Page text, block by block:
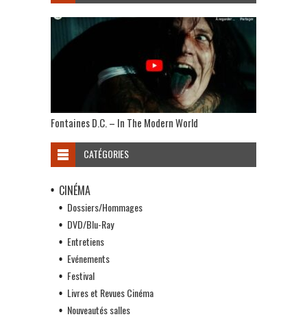
Fontaines D.C. – In The Modern World
CATÉGORIES
CINÉMA
Dossiers/Hommages
DVD/Blu-Ray
Entretiens
Evénements
Festival
Livres et Revues Cinéma
Nouveautés salles